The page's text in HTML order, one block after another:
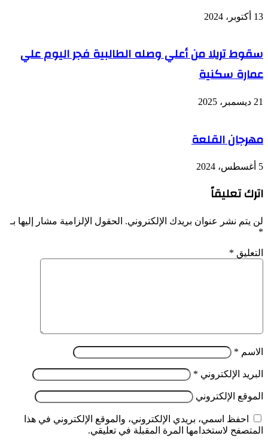
13 أكتوبر، 2024
سقوط تريلا من أعلي وصله الطالبية فجر اليوم علي
عمارة سكنية
21 ديسمبر، 2025
مهرجان القلعة
5 أغسطس، 2024
اترك تعليقاً
لن يتم نشر عنوان بريدك الإلكتروني. الحقول الإلزامية مشار إليها بـ
*
التعليق *
الاسم *
البريد الإلكتروني *
الموقع الإلكتروني
احفظ اسمي، بريدي الإلكتروني، والموقع الإلكتروني في هذا
المتصفح لاستخدامها المرة المقبلة في تعليقي.